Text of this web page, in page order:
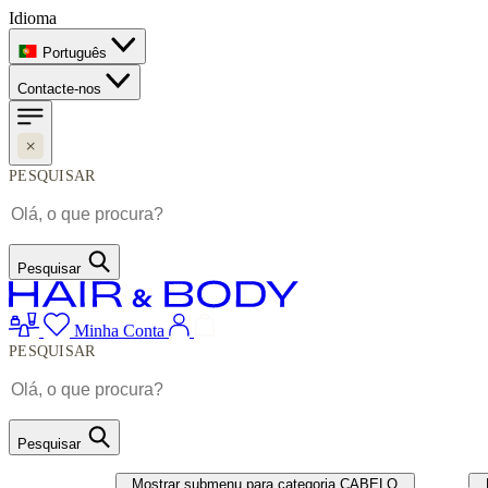
Idioma
Português
Contacte-nos
PESQUISAR
Pesquisar
Minha Conta
PESQUISAR
Pesquisar
Mostrar submenu para categoria CABELO UNHAS